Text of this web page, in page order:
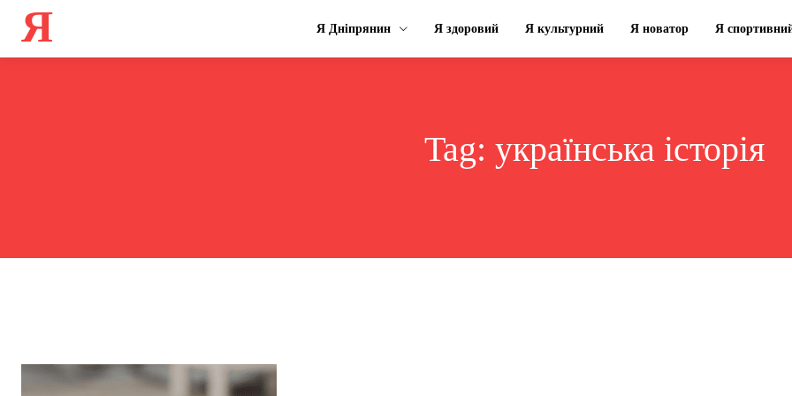
Я Я Дніпрянин Я здоровий Я культурний Я новатор Я
Tag: українська історія